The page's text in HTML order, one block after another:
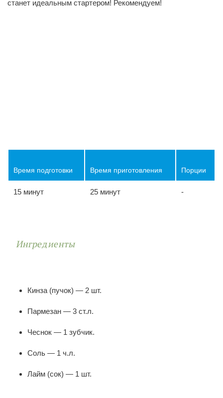
станет идеальным стартером! Рекомендуем!
Время подготовки Время приготовления Порции
15 минут 25 минут -
Ингредиенты
Кинза (пучок) — 2 шт.
Пармезан — 3 ст.л.
Чеснок — 1 зубчик.
Соль — 1 ч.л.
Лайм (сок) — 1 шт.